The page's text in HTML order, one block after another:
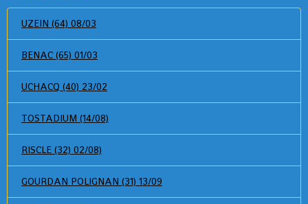
UZEIN (64) 08/03
BENAC (65) 01/03
UCHACQ (40) 23/02
TOSTADIUM (14/08)
RISCLE (32) 02/08)
GOURDAN POLIGNAN (31) 13/09